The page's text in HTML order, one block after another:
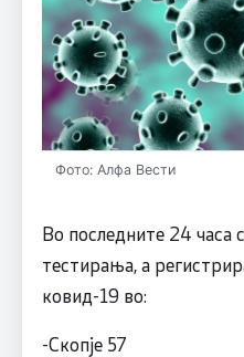
Фото: Алфа Вести
Во последните 24 часа
тестирања, а
ковид-19 во:
-Скопје 57